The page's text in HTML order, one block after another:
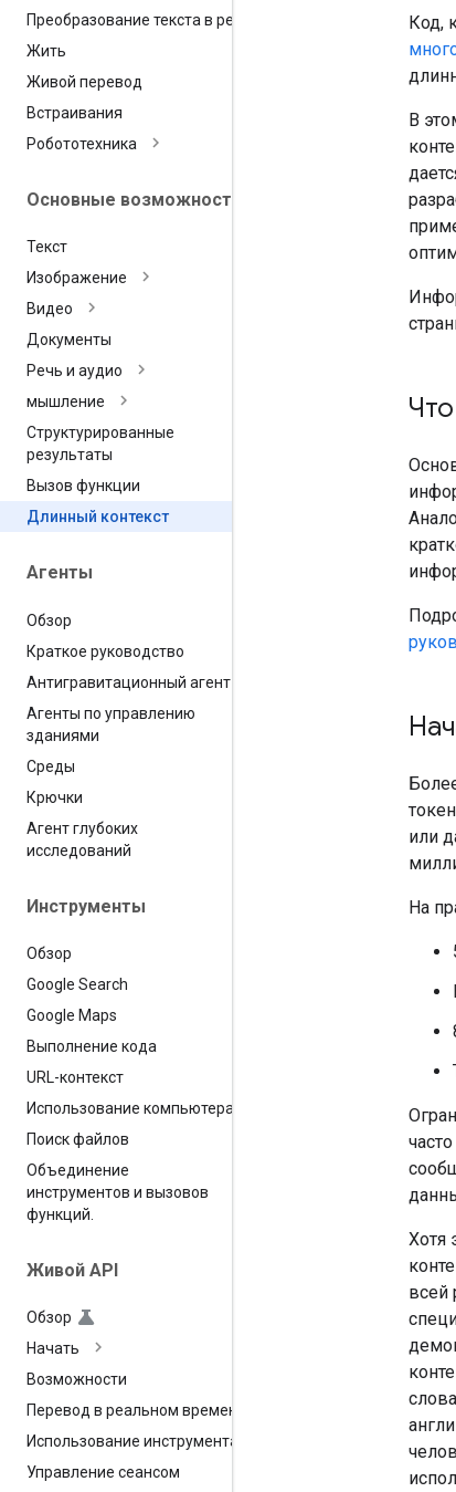
Преобразование текста в речь
Жить
Живой перевод
Встраивания
Робототехника
Основные возможности
Текст
Изображение
Видео
Документы
Речь и аудио
мышление
Структурированные
результаты
Вызов функции
Длинный контекст
Агенты
Обзор
Краткое руководство
Антигравитационный агент
Агенты по управлению
зданиями
Среды
Крючки
Агент глубоких
исследований
Инструменты
Обзор
Google Search
Google Maps
Выполнение кода
URL-контекст
Использование компьютера
Поиск файлов
Объединение
инструментов и вызовов
функций
Живой API
Обзор
Начать
Возможности
Перевод в реальном времени
Использование инструмента
Управление сеансом
Код,
В
или
На
Хотя
всей